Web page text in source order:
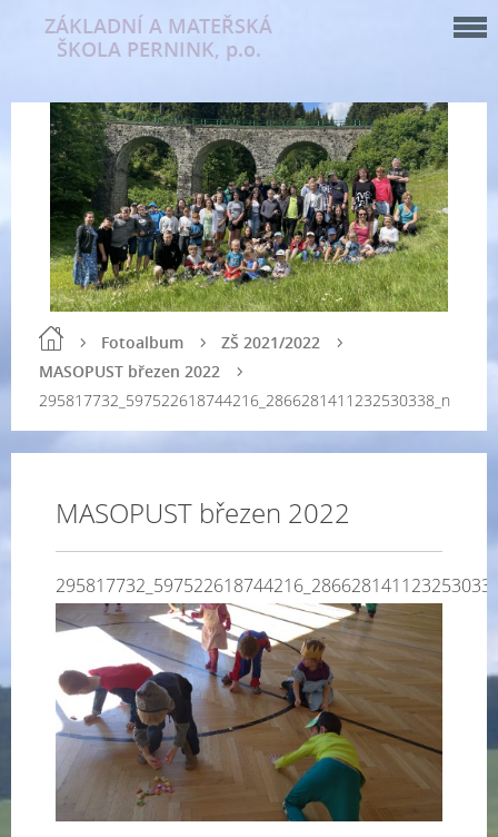
ZÁKLADNÍ A MATEŘSKÁ
ŠKOLA PERNINK, p.o.
Fotoalbum
ZŠ 2021/2022
MASOPUST březen 2022
295817732_597522618744216_2866281411232530338_n
MASOPUST březen 2022